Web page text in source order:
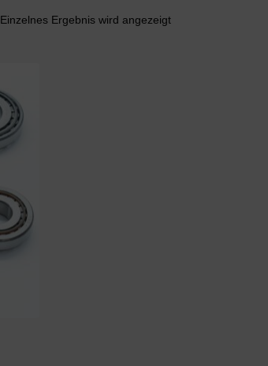
Einzelnes Ergebnis wird angezeigt